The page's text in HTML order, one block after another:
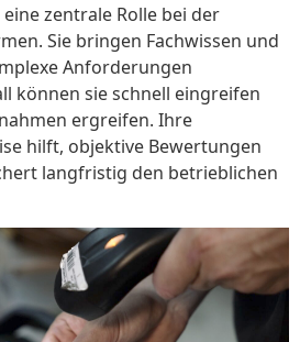
eine zentrale Rolle bei der
Sie bringen Fachwissen und
Anforderungen
können sie schnell eingreifen
ergreifen. Ihre
hilft, objektive Bewertungen
langfristig den betrieblichen